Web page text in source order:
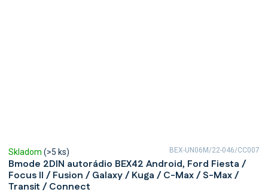
Bmode 2DIN autorádio BEX42 Android, Ford Fiesta /
Focus II / Fusion / Galaxy / Kuga / C-Max / S-Max /
Transit / Connect
Skladom (>5 ks) BEX-UN06M/22-046/CC007